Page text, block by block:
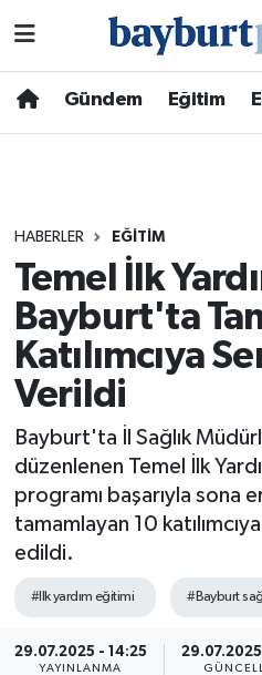
Gündem Eğitim
HABERLER EĞITIM
Temel İlk
Bayburt'ta
Katılımcıya
Verildi
Bayburt'ta İl Sağlık
düzenlenen Temel İlk
programı başarıyla sona
tamamlayan 10
edildi.
#Ilk yardım eğitimi #Bayburt
29.07.2025 - 14:25
YAYINLANMA
Hava Durumu
Trafik Durumu
Süper Lig Puan
Tüm Manşetler
Son Dakika Haberleri
Haber Arşivi